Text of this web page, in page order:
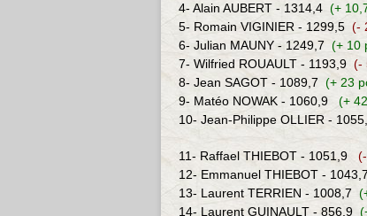
4- Alain AUBERT - 1314,4 (+
5- Romain VIGINIER - 1299,5 (-
6- Julian MAUNY - 1249,7 (+ 10
7- Wilfried ROUAULT - 1193,9 (-
8- Jean SAGOT - 1089,7 (+ 23
9- Matéo NOWAK - 1060,9
(+
10- Jean-Philippe OLLIER -
11- Raffael THIEBOT - 1051,9
12- Emmanuel THIEBOT -
13- Laurent TERRIEN - 1008,7
14- Laurent GUINAULT - 856,9